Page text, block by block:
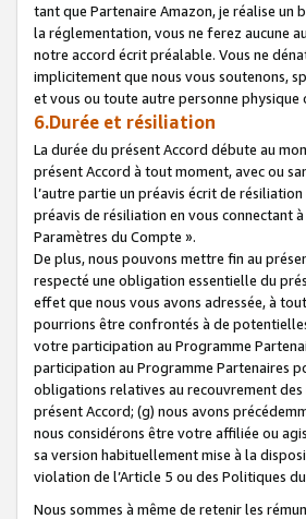
tant que Partenaire Amazon, je réalise un
la réglementation, vous ne ferez aucune
notre accord écrit préalable. Vous ne
implicitement que nous vous soutenons,
et vous ou toute autre personne
6.Durée et résiliation
La durée du présent Accord débute au
présent Accord à tout moment, avec ou
l’autre partie un préavis écrit de
préavis de résiliation en vous connectant
Paramètres du Compte ».
De plus, nous pouvons mettre fin au
respecté une obligation essentielle du
effet que nous vous avons adressée, à
pourrions être confrontés à de
votre participation au Programme
participation au Programme Partenaires
obligations relatives au recouvrement des
présent Accord; (g) nous avons
nous considérons être votre affiliée ou
sa version habituellement mise à la
violation de l’Article 5 ou des Politiques
Nous sommes à même de retenir les